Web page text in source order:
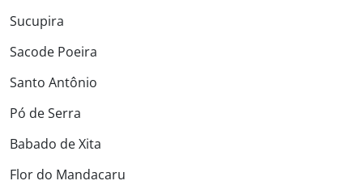
Sucupira
Sacode Poeira
Santo Antônio
Pó de Serra
Babado de Xita
Flor do Mandacaru